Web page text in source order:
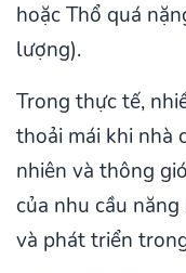
hoặc Thổ quá
lượng).
Trong thực tế,
thoải mái khi nhà
nhiên và thông
của nhu cầu
và phát triển